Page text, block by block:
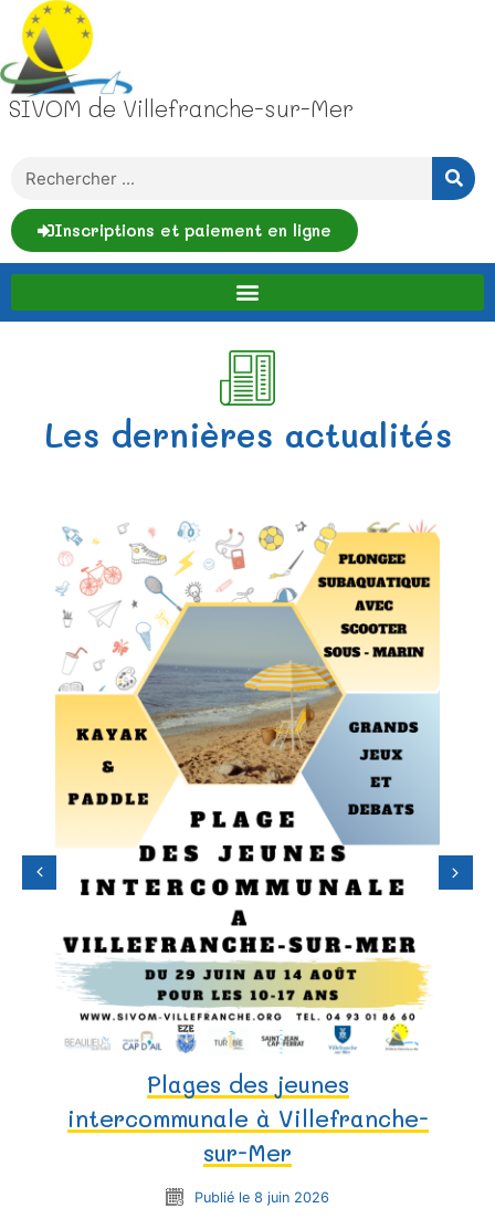
SIVOM de Villefranche-sur-Mer
Inscriptions et paiement en ligne
Les dernières actualités
Plages des jeunes
intercommunale à Villefranche-
sur-Mer
Publié le 8 juin 2026